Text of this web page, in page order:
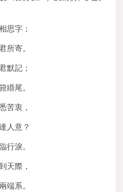
思字；
所寄。
默記；
緡尾。
苦衷，
人意？
行淚。
天際，
端系。